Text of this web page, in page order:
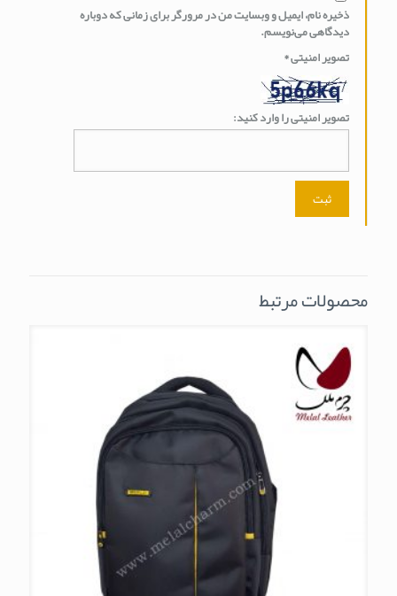
ذخیره نام، ایمیل و وبسایت من در مرورگر برای زمانی که دوباره
دیدگاهی می‌نویسم.
تصویر امنیتی*
تصویر امنیتی را وارد کنید:
محصولات مرتبط